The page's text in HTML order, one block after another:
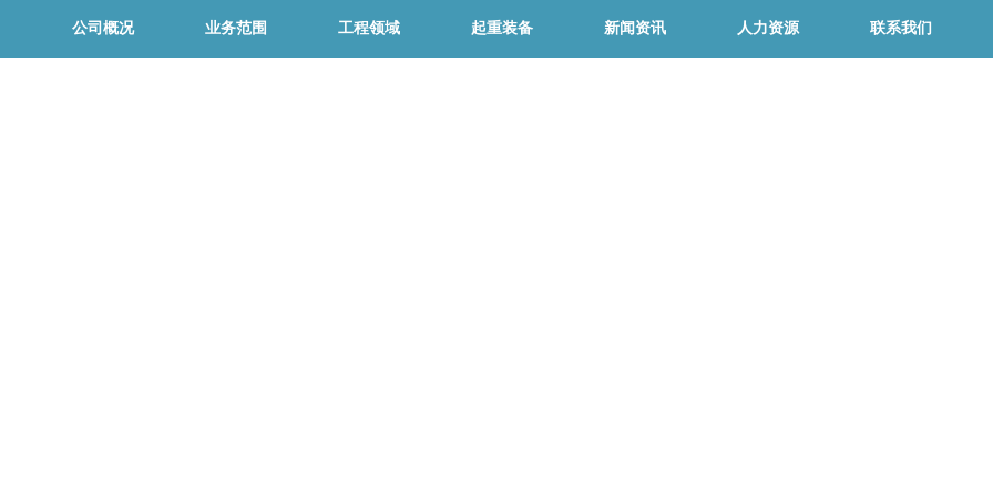
公司概况 业务范围 工程领域 起重装备 新闻资讯 人力资源 联系我们